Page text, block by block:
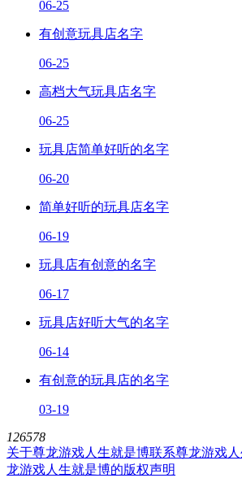
06-25
有创意玩具店名字
06-25
高档大气玩具店名字
06-25
玩具店简单好听的名字
06-20
简单好听的玩具店名字
06-19
玩具店有创意的名字
06-17
玩具店好听大气的名字
06-14
有创意的玩具店的名字
03-19
126578
关于尊龙游戏人生就是博联系尊龙游戏
龙游戏人生就是博的版权声明